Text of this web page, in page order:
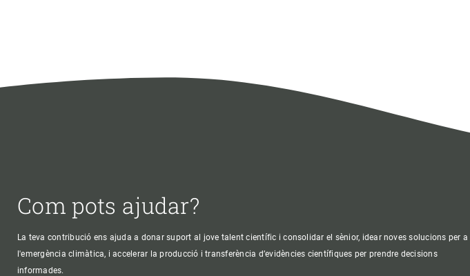
Com pots ajudar?
La teva contribució ens ajuda a donar suport al jove talent científic i consolidar el sènior, idear noves solucions per a
l'emergència climàtica, i accelerar la producció i transferència d’evidències científiques per prendre decisions
informades.